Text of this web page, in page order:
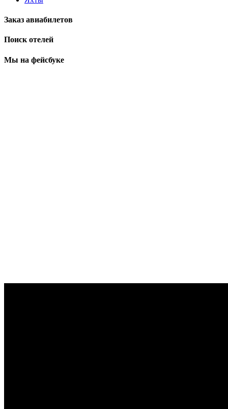
Заказ авиабилетов
Поиск отелей
Мы на фейсбуке